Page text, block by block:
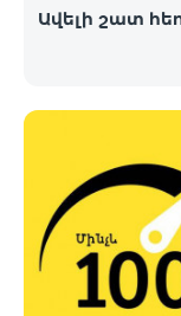
Ավելի շատ